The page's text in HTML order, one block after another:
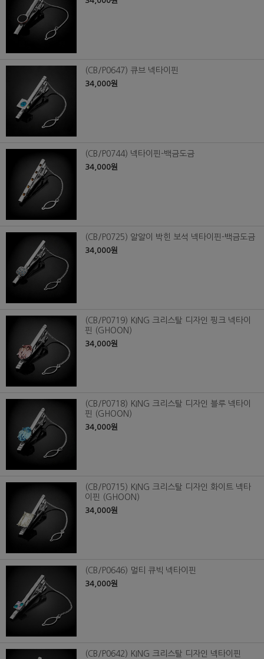
(CB/P0647) 큐브 넥타이핀
34,000원
(CB/P0744) 넥타이핀-백금도금
34,000원
(CB/P0725) 알알이 박힌 보석 넥타이핀-백금도금
34,000원
(CB/P0719) KING 크리스탈 디자인 핑크 넥타이
핀 (GHOON)
34,000원
(CB/P0718) KING 크리스탈 디자인 블루 넥타이
핀 (GHOON)
34,000원
(CB/P0715) KING 크리스탈 디자인 화이트 넥타
이핀 (GHOON)
34,000원
(CB/P0646) 멀티 큐빅 넥타이핀
34,000원
(CB/P0642) KING 크리스탈 디자인 넥타이핀